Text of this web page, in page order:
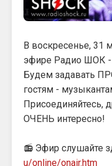
В воскресенье, 31
эфире Радио ШОК -
Будем задавать
гостям -
Присоединяйтесь,
ОЧЕНЬ интересно!
📻 Эфир слушайте
u/online/onair.htm